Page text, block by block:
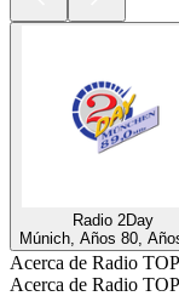
Radio 2Day
Múnich, Años 80,
Acerca de Radio
Acerca de Radio